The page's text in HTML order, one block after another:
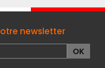
newsletter